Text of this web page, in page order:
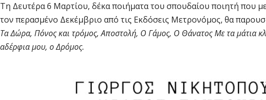
Τη Δευτέρα 6 Μαρτίου, δέκα ποιήματα του σπουδαίου ποιητή που
τον περασμένο Δεκέμβριο από τις Εκδόσεις Μετρονόμος, θα
Τα Δώρα, Πόνος και τρόμος, Αποστολή, Ο Γάμος, Ο Θάνατος Με τα μάτια
αδέρφια μου, ο Δρόμος.